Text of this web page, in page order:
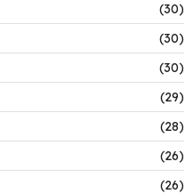
(30)
(30)
(30)
(29)
(28)
(26)
(26)